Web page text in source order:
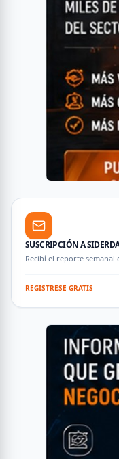
SUSCRIPCIÓN A
Recibí el reporte semanal
REGISTRESE GRATIS